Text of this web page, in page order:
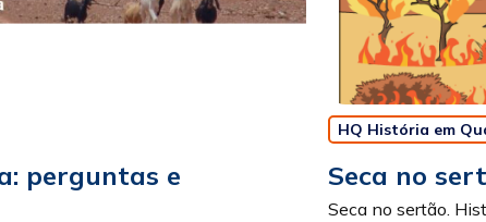
perguntas e
HQ História em
Seca no
Seca no sertão.